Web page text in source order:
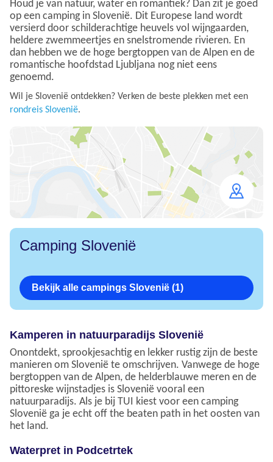
Houd je van natuur, water en romantiek? Dan zit je goed
op een camping in Slovenië. Dit Europese land wordt
versierd door schilderachtige heuvels vol wijngaarden,
heldere zwemmeertjes en snelstromende rivieren. En
dan hebben we de hoge bergtoppen van de Alpen en de
romantische hoofdstad Ljubljana nog niet eens
genoemd.
Wil je Slovenië ontdekken? Verken de beste plekken met een
rondreis Slovenië.
map
Camping Slovenië
Bekijk alle campings Slovenië (1)
Kamperen in natuurparadijs Slovenië
Onontdekt, sprookjesachtig en lekker rustig zijn de beste
manieren om Slovenië te omschrijven. Vanwege de hoge
bergtoppen van de Alpen, de helderblauwe meren en de
pittoreske wijnstadjes is Slovenië vooral een
natuurparadijs. Als je bij TUI kiest voor een camping
Slovenië ga je echt off the beaten path in het oosten van
het land.
Waterpret in Podcetrtek